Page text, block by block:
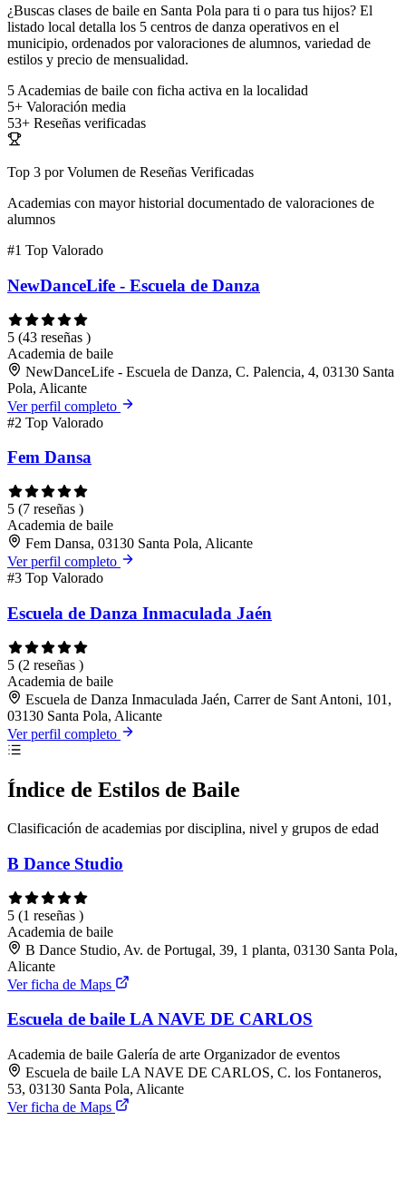
¿Buscas clases de baile en Santa Pola para ti o para tus hijos? El
listado local detalla los 5 centros de danza operativos en el
municipio, ordenados por valoraciones de alumnos, variedad de
estilos y precio de mensualidad.
5 Academias de baile con ficha activa en la localidad
5+ Valoración media
53+ Reseñas verificadas
Top 3 por Volumen de Reseñas Verificadas
Academias con mayor historial documentado de valoraciones de
alumnos
#1 Top Valorado
NewDanceLife - Escuela de Danza
5 (43 reseñas )
Academia de baile
NewDanceLife - Escuela de Danza, C. Palencia, 4, 03130 Santa
Pola, Alicante
Ver perfil completo
#2 Top Valorado
Fem Dansa
5 (7 reseñas )
Academia de baile
Fem Dansa, 03130 Santa Pola, Alicante
Ver perfil completo
#3 Top Valorado
Escuela de Danza Inmaculada Jaén
5 (2 reseñas )
Academia de baile
Escuela de Danza Inmaculada Jaén, Carrer de Sant Antoni, 101,
03130 Santa Pola, Alicante
Ver perfil completo
Índice de Estilos de Baile
Clasificación de academias por disciplina, nivel y grupos de edad
B Dance Studio
5 (1 reseñas )
Academia de baile
B Dance Studio, Av. de Portugal, 39, 1 planta, 03130 Santa Pola,
Alicante
Ver ficha de Maps
Escuela de baile LA NAVE DE CARLOS
Academia de baile Galería de arte Organizador de eventos
Escuela de baile LA NAVE DE CARLOS, C. los Fontaneros,
53, 03130 Santa Pola, Alicante
Ver ficha de Maps